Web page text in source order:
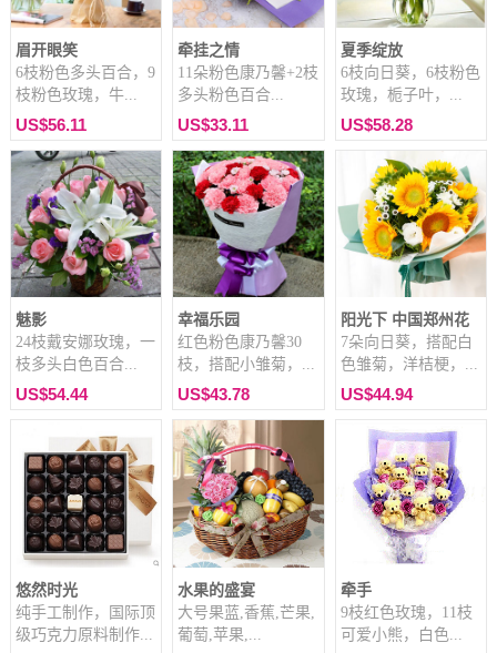
眉开眼笑
6枝粉色多头百合，9
枝粉色玫瑰，牛...
US$56.11
牵挂之情
11朵粉色康乃馨+2枝
多头粉色百合...
US$33.11
夏季绽放
6枝向日葵，6枝粉色
玫瑰，栀子叶，...
US$58.28
魅影
24枝戴安娜玫瑰，一
枝多头白色百合...
US$54.44
幸福乐园
红色粉色康乃馨30
枝，搭配小雏菊，...
US$43.78
阳光下 中国郑州花
7朵向日葵，搭配白
色雏菊，洋桔梗，...
US$44.94
悠然时光
纯手工制作，国际顶
级巧克力原料制作...
水果的盛宴
大号果蓝,香蕉,芒果,
葡萄,苹果,...
牵手
9枝红色玫瑰，11枝
可爱小熊，白色...